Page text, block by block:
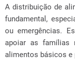
A distribuição de
fundamental,
ou emergências.
apoiar as famílias
alimentos básicos e